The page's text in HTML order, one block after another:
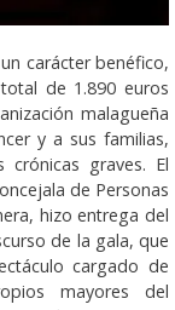
carácter benéfico,
de 1.890 euros
malagueña
y a sus familias,
graves. El
de Personas
hizo entrega del
de la gala, que
cargado de
mayores del